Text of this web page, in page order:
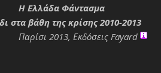
H Ελλάδα Φάντασμα
στα βάθη της κρίσης 2010-2013
Παρίσι 2013, Εκδόσεις Fayard